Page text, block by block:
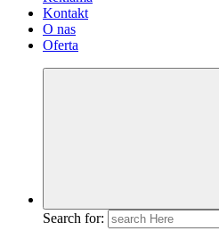
Kontakt
O nas
Oferta
Search for: